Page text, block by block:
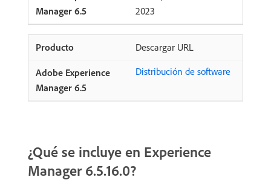
2023
Descargar URL
Distribución de software
¿Qué se incluye en Experience
Manager 6.5.16.0?